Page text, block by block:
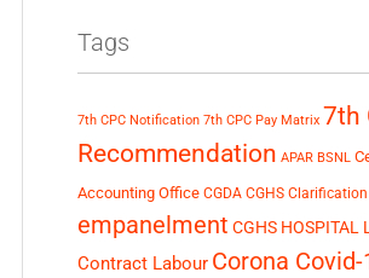
Tags
7th CPC Notification 7th CPC Pay Matrix 7th
Recommendation APAR BSNL
Accounting Office CGDA CGHS Clarification
empanelment CGHS HOSPITAL
Contract Labour Corona Covid-